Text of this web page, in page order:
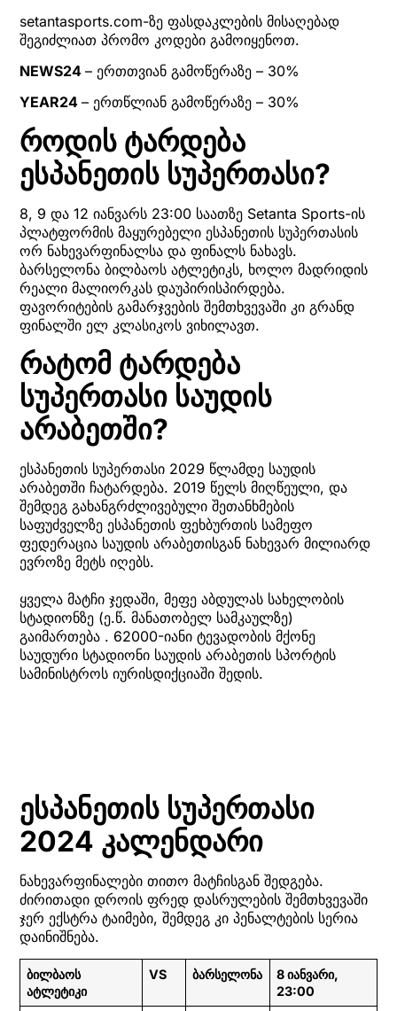
setantasports.com-ზე ფასდაკლების მისაღებად
შეგიძლიათ პრომო კოდები გამოიყენოთ.
NEWS24 – ერთთვიან გამოწერაზე – 30%
YEAR24 – ერთწლიან გამოწერაზე – 30%
როდის ტარდება
ესპანეთის სუპერთასი?
8, 9 და 12 იანვარს 23:00 საათზე Setanta Sports-ის
პლატფორმის მაყურებელი ესპანეთის სუპერთასის
ორ ნახევარფინალსა და ფინალს ნახავს.
ბარსელონა ბილბაოს ატლეტიკს, ხოლო მადრიდის
რეალი მალიორკას დაუპირისპირდება.
ფავორიტების გამარჯვების შემთხვევაში კი გრანდ
ფინალში ელ კლასიკოს ვიხილავთ.
რატომ ტარდება
სუპერთასი საუდის
არაბეთში?
ესპანეთის სუპერთასი 2029 წლამდე საუდის
არაბეთში ჩატარდება. 2019 წელს მიღწეული, და
შემდეგ გახანგრძლივებული შეთანხმების
საფუძველზე ესპანეთის ფეხბურთის სამეფო
ფედერაცია საუდის არაბეთისგან ნახევარ მილიარდ
ევროზე მეტს იღებს.
ყველა მატჩი ჯედაში, მეფე აბდულას სახელობის
სტადიონზე (ე.წ. მანათობელ სამკაულზე)
გაიმართება . 62000-იანი ტევადობის მქონე
საუდური სტადიონი საუდის არაბეთის სპორტის
სამინისტროს იურისდიქციაში შედის.
ესპანეთის სუპერთასი
2024 კალენდარი
ნახევარფინალები თითო მატჩისგან შედგება.
ძირითადი დროის ფრედ დასრულების შემთხვევაში
ჯერ ექსტრა ტაიმები, შემდეგ კი პენალტების სერია
დაინიშნება.
ბილბაოს
ატლეტიკი
VS ბარსელონა
8 იანვარი,
23:00